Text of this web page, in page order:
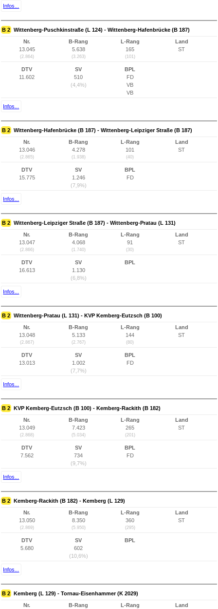
Infos...
B 2 Wittenberg-Puschkinstraße (L 124) - Wittenberg-Hafenbrücke (B 187)
Nr.
13.045
(2.864)
B-Rang
5.638
(3.263)
L-Rang
165
(101)
Land
ST
DTV
11.602
SV
510
(4,4%)
BPL
FD
VB
VB
Infos...
B 2 Wittenberg-Hafenbrücke (B 187) - Wittenberg-Leipziger Straße (B 187)
Nr.
13.046
(2.865)
B-Rang
4.278
(1.938)
L-Rang
101
(40)
Land
ST
DTV
15.775
SV
1.246
(7,9%)
BPL
FD
Infos...
B 2 Wittenberg-Leipziger Straße (B 187) - Wittenberg-Pratau (L 131)
Nr.
13.047
(2.866)
B-Rang
4.068
(1.740)
L-Rang
91
(30)
Land
ST
DTV
16.613
SV
1.130
(6,8%)
BPL
Infos...
B 2 Wittenberg-Pratau (L 131) - KVP Kemberg-Eutzsch (B 100)
Nr.
13.048
(2.867)
B-Rang
5.133
(2.767)
L-Rang
144
(80)
Land
ST
DTV
13.013
SV
1.002
(7,7%)
BPL
FD
Infos...
B 2 KVP Kemberg-Eutzsch (B 100) - Kemberg-Rackith (B 182)
Nr.
13.049
(2.868)
B-Rang
7.423
(5.034)
L-Rang
265
(201)
Land
ST
DTV
7.562
SV
734
(9,7%)
BPL
FD
Infos...
B 2 Kemberg-Rackith (B 182) - Kemberg (L 129)
Nr.
13.050
(2.869)
B-Rang
8.350
(5.950)
L-Rang
360
(295)
Land
ST
DTV
5.680
SV
602
(10,6%)
BPL
Infos...
B 2 Kemberg (L 129) - Tornau-Eisenhammer (K 2029)
Nr. B-Rang L-Rang Land